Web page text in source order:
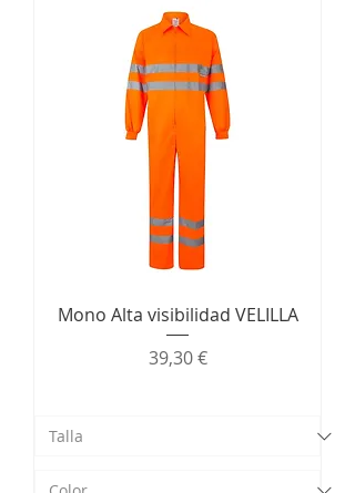
Mono Alta visibilidad VELILLA
Precio
39,30 €